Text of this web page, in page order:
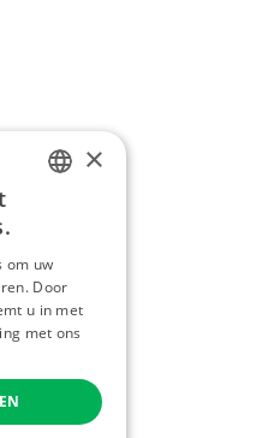
ENGLISH
×
om uw
Door
u in met
met ons